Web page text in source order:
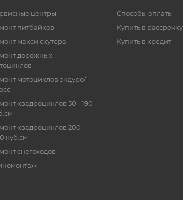
центры
питбайков
макси скутера
дорожных
мотоциклов эндуро/
квадроциклов 50 - 190
квадроциклов 200 -
куб.см
снегоходов
Способы оплаты
Купить в рассрочку
Купить в кредит